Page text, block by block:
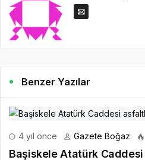
Benzer Yazılar
4 yıl önce Gazete Boğaz
Başiskele Atatürk